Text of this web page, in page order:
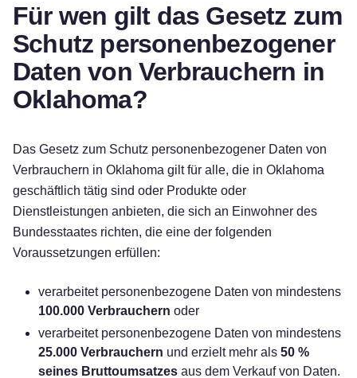
Für wen gilt das Gesetz zum
Schutz personenbezogener
Daten von Verbrauchern in
Oklahoma?
Das Gesetz zum Schutz personenbezogener Daten von
Verbrauchern in Oklahoma gilt für alle, die in Oklahoma
geschäftlich tätig sind oder Produkte oder
Dienstleistungen anbieten, die sich an Einwohner des
Bundesstaates richten, die eine der folgenden
Voraussetzungen erfüllen:
verarbeitet personenbezogene Daten von mindestens
100.000 Verbrauchern oder
verarbeitet personenbezogene Daten von mindestens
25.000 Verbrauchern und erzielt mehr als 50 %
seines Bruttoumsatzes aus dem Verkauf von Daten.